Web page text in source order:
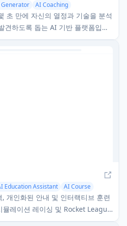
Generator
AI Coaching
초 만에 자신의 열정과 기술을 분석
견하도록 돕는 AI 기반 플랫폼입니
Education Assistant AI Course
개인화된 안내 및 인터랙티브 훈련
뮬레이션 레이싱 및 Rocket League
도록 돕는 AI 기반 게임 코치 플랫폼